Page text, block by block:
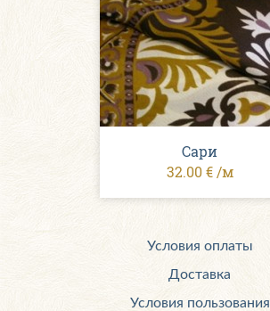
Сари
32.00 € /м
Условия оплаты
Доставка
Условия пользования